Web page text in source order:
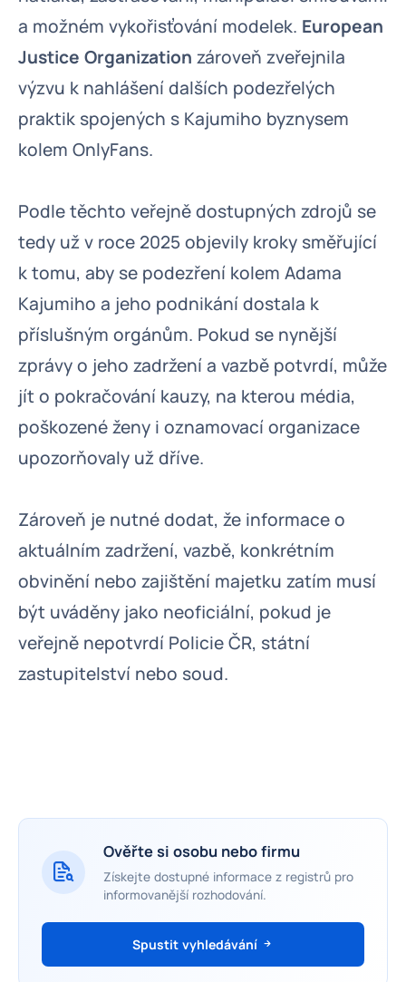
a možném vykořisťování modelek. European
Justice Organization zároveň zveřejnila
výzvu k nahlášení dalších podezřelých
praktik spojených s Kajumiho byznysem
kolem OnlyFans.
Podle těchto veřejně dostupných zdrojů se
tedy už v roce 2025 objevily kroky směřující
k tomu, aby se podezření kolem Adama
Kajumiho a jeho podnikání dostala k
příslušným orgánům. Pokud se nynější
zprávy o jeho zadržení a vazbě potvrdí, může
jít o pokračování kauzy, na kterou média,
poškozené ženy i oznamovací organizace
upozorňovaly už dříve.
Zároveň je nutné dodat, že informace o
aktuálním zadržení, vazbě, konkrétním
obvinění nebo zajištění majetku zatím musí
být uváděny jako neoficiální, pokud je
veřejně nepotvrdí Policie ČR, státní
zastupitelství nebo soud.
Ověřte si osobu nebo firmu
Získejte dostupné informace z registrů pro
informovanější rozhodování.
Spustit vyhledávání